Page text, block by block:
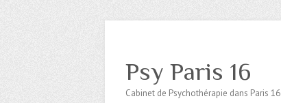
Psy Paris 16
Cabinet de Psychothérapie dans Paris 16